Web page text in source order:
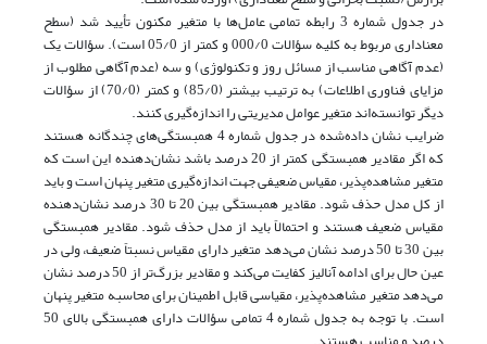
در جدول شماره 3 رابطه تمامی عامل‌ها با متغیر مکنون تأیید شد (سطح
معناداری مربوط به کلیه سؤالات 000/0 و کمتر از 05/0 است). سؤالات یک
(عدم آگاهی مناسب از مسائل روز و تکنولوژی) و سه (عدم آگاهی مطلوب از
مزایای فناوری اطلاعات) به ترتیب بیشتر (85/0) و کمتر (70/0) از سؤالات
دیگر توانسته‌اند متغیر عوامل مدیریتی را اندازه‌گیری کنند.
ضرایب نشان داده‌شده در جدول شماره 4 همبستگی‌های چندگانه هستند
که اگر مقادیر همبستگی کمتر از 20 درصد باشد نشان‌دهنده این است که
متغیر مشاهده‌پذیر، مقیاس ضعیفی جهت اندازه‌گیری متغیر پنهان است و باید
از کل مدل حذف شود. مقادیر همبستگی بین 20 تا 30 درصد نشان‌دهنده
مقیاس ضعیف هستند و احتمالاً باید از مدل حذف شود. مقادیر همبستگی
بین 30 تا 50 درصد نشان می‌دهد متغیر دارای مقیاس نسبتاً ضعیف، ولی در
عین حال برای ادامه آنالیز کفایت می‌کند و مقادیر بزرگ‌تر از 50 درصد نشان
می‌دهد متغیر مشاهده‌پذیر، مقیاسی قابل اطمینان برای محاسبه متغیر پنهان
است. با توجه به جدول شماره 4 تمامی سؤالات دارای همبستگی بالای 50